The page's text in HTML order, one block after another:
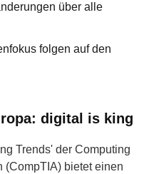
über alle
folgen auf den
digital is king
Trends' der Computing
(CompTIA) bietet einen